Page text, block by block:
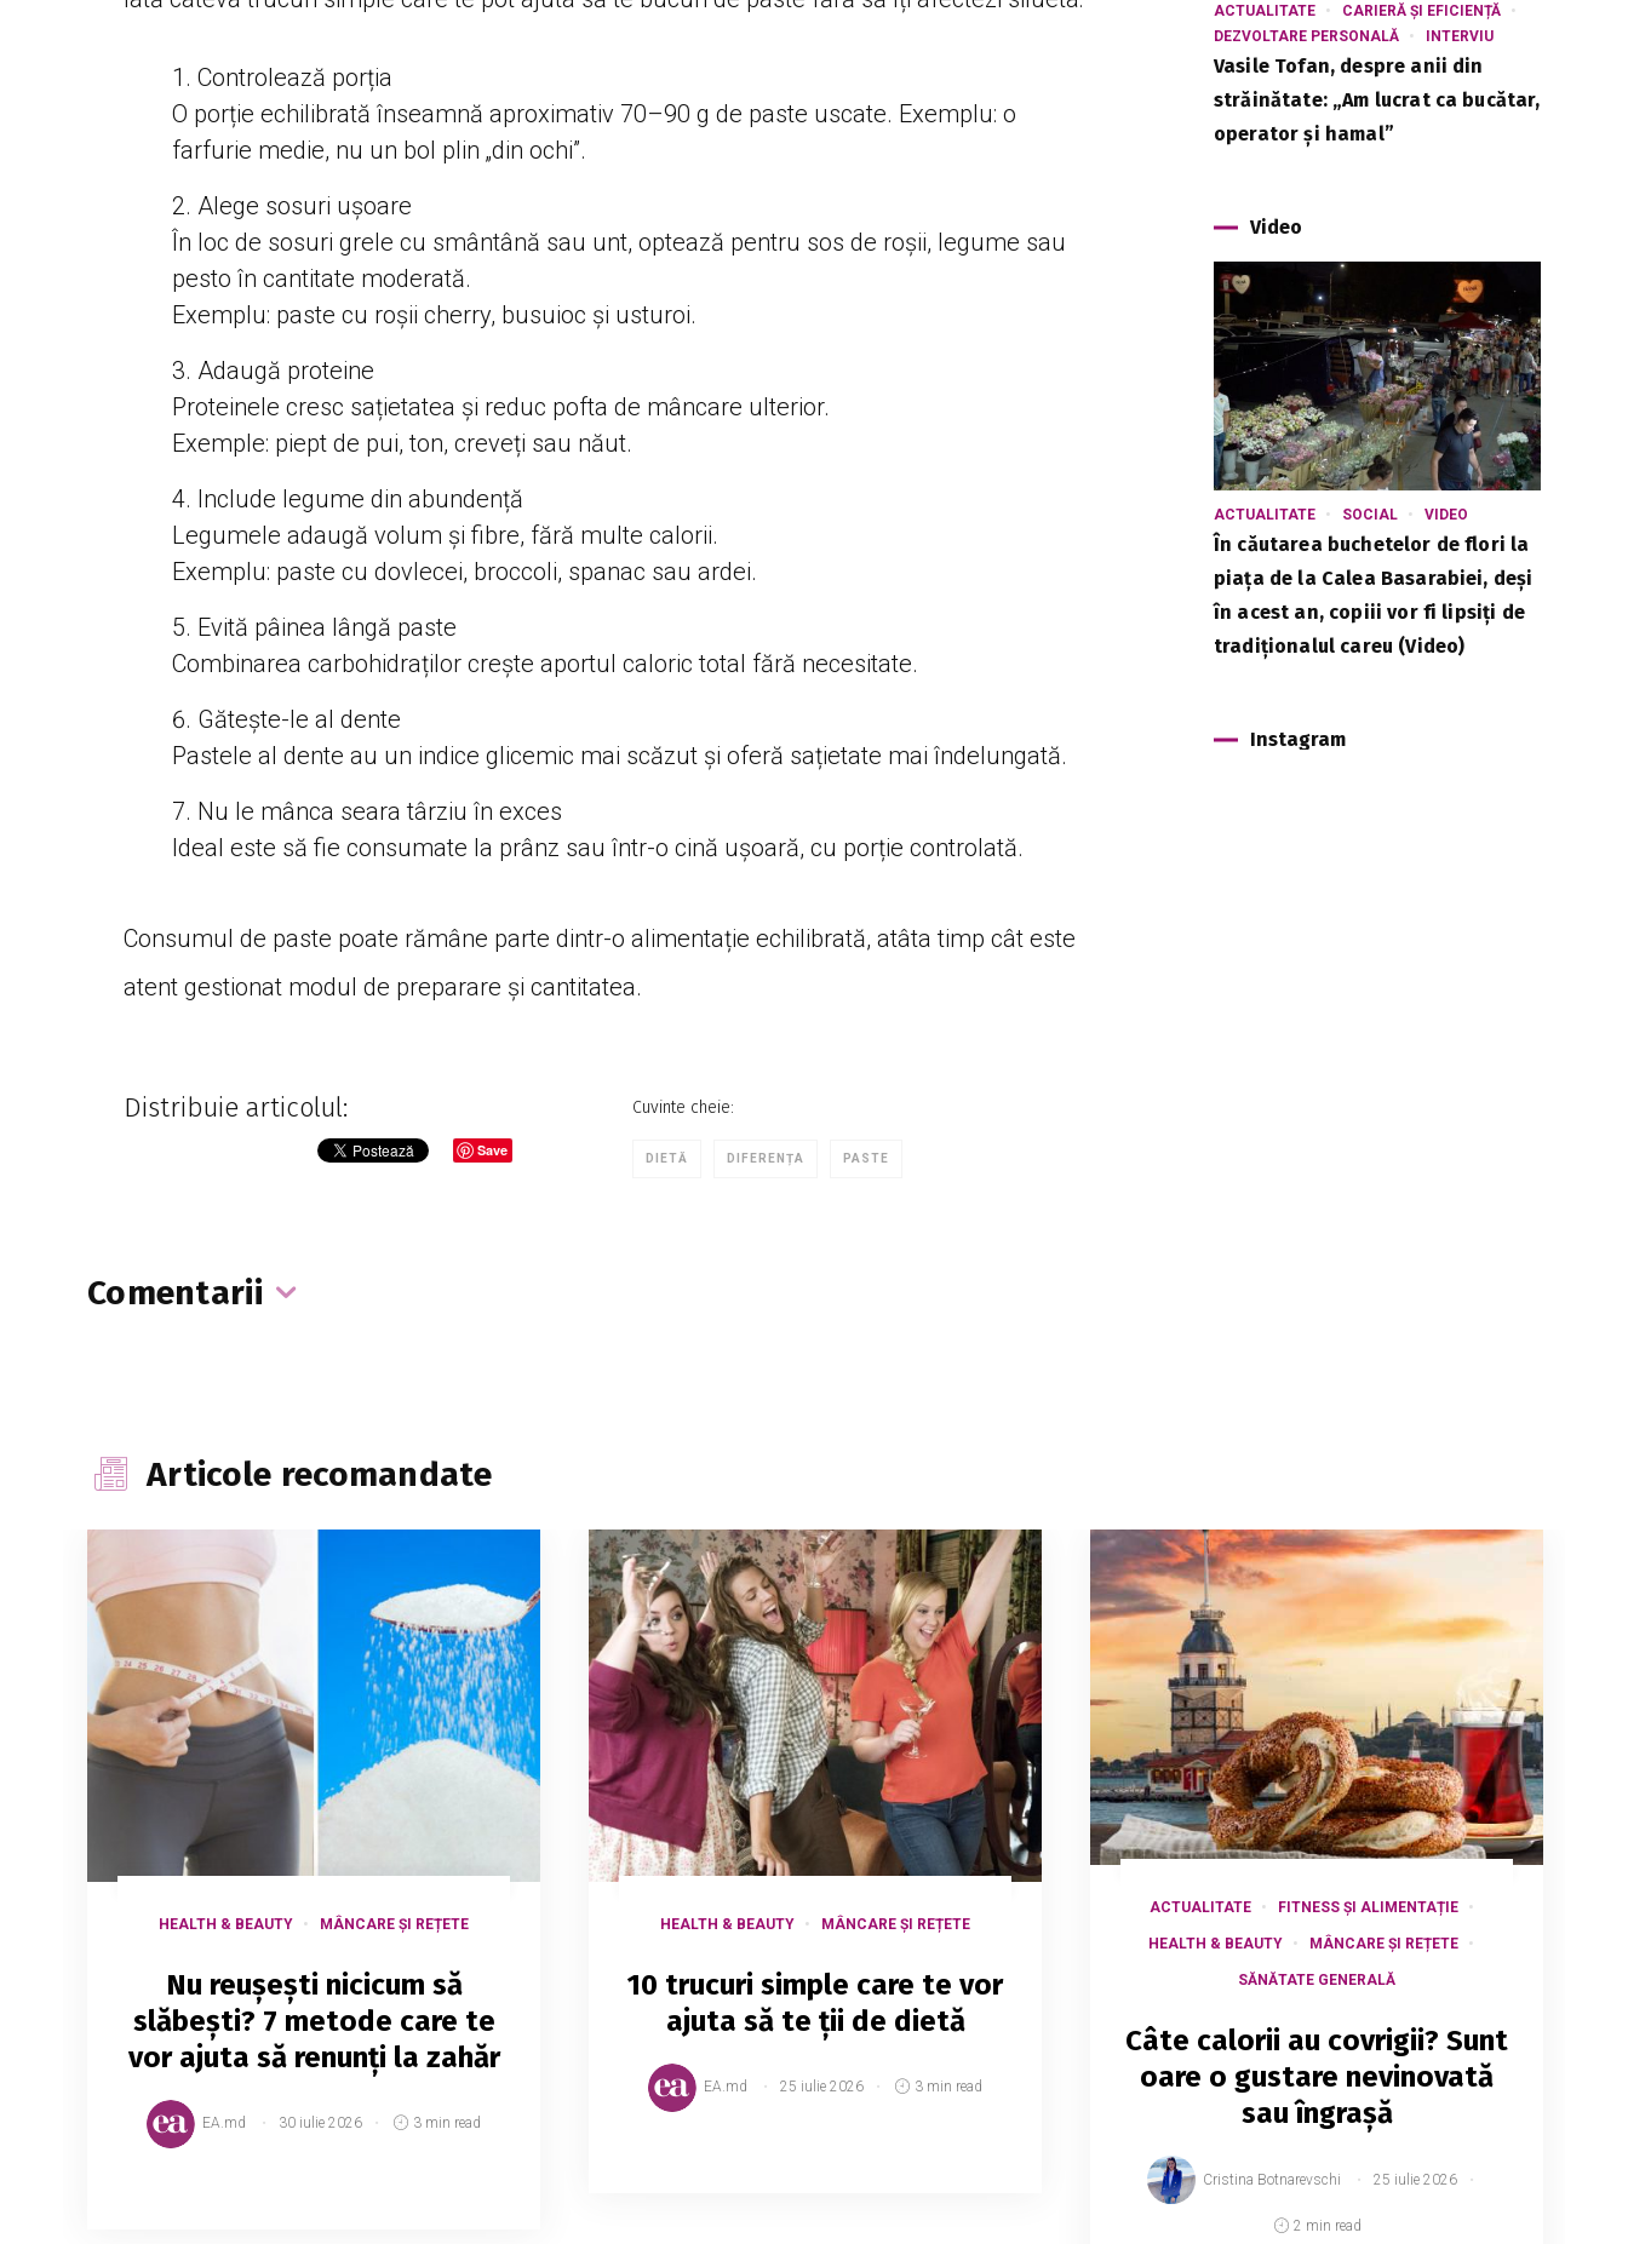
Controlează porția
O porție echilibrată înseamnă aproximativ 70–90 g de paste uscate. Exemplu: o
farfurie medie, nu un bol plin „din ochi”.
Alege sosuri ușoare
În loc de sosuri grele cu smântână sau unt, optează pentru sos de roșii, legume sau
pesto în cantitate moderată.
Exemplu: paste cu roșii cherry, busuioc și usturoi.
Adaugă proteine
Proteinele cresc sațietatea și reduc pofta de mâncare ulterior.
Exemple: piept de pui, ton, creveți sau năut.
Include legume din abundență
Legumele adaugă volum și fibre, fără multe calorii.
Exemplu: paste cu dovlecei, broccoli, spanac sau ardei.
Evită pâinea lângă paste
Combinarea carbohidraților crește aportul caloric total fără necesitate.
Gătește-le al dente
Pastele al dente au un indice glicemic mai scăzut și oferă sațietate mai îndelungată.
Nu le mânca seara târziu în exces
Ideal este să fie consumate la prânz sau într-o cină ușoară, cu porție controlată.
Consumul de paste poate rămâne parte dintr-o alimentație echilibrată, atâta timp cât este
atent gestionat modul de preparare și cantitatea.
Distribuie articolul:
Save
Cuvinte cheie:
DIETĂ DIFERENȚA PASTE
Comentarii
ACTUALITATE
CARIERĂ ȘI EFICIENȚĂ
DEZVOLTARE PERSONALĂ
INTERVIU
Vasile Tofan, despre anii din
străinătate: „Am lucrat ca bucătar,
operator și hamal”
Video
ACTUALITATE SOCIAL VIDEO
În căutarea buchetelor de flori la
piața de la Calea Basarabiei, deși
în acest an, copiii vor fi lipsiți de
tradiționalul careu (Video)
Instagram
Articole recomandate
HEALTH & BEAUTY MÂNCARE ȘI REȚETE
Nu reușești nicicum să
slăbești? 7 metode care te
vor ajuta să renunți la zahăr
EA.md 30 iulie 2026 3 min read
HEALTH & BEAUTY MÂNCARE ȘI REȚETE
10 trucuri simple care te vor
ajuta să te ții de dietă
EA.md 25 iulie 2026 3 min read
ACTUALITATE FITNESS ȘI ALIMENTAȚIE
HEALTH & BEAUTY MÂNCARE ȘI REȚETE
SĂNĂTATE GENERALĂ
Câte calorii au covrigii? Sunt
oare o gustare nevinovată
sau îngrașă
Cristina Botnarevschi 25 iulie 2026
2 min read